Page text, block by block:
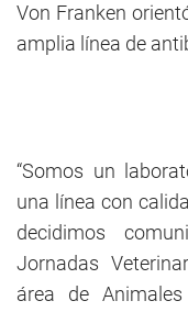
Von Franken
amplia línea de
“Somos un
una línea con
decidimos
Jornadas
área de